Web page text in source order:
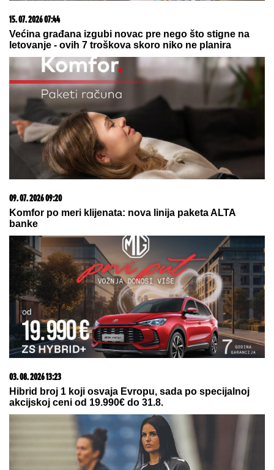
05. 08. 2026 14:12
Koliko visoku temperaturu ljudsko telo može da izdrži?
23. 07. 2026 12:47
Letnje večeri u gradu više nisu rezervisane za vikend:
Zašto sve više ljudi bira večeru koja se spontano
pretvori u druženje
Većina građana izgubi novac pre nego što stigne na
letovanje - ovih 7 troškova skoro niko ne planira